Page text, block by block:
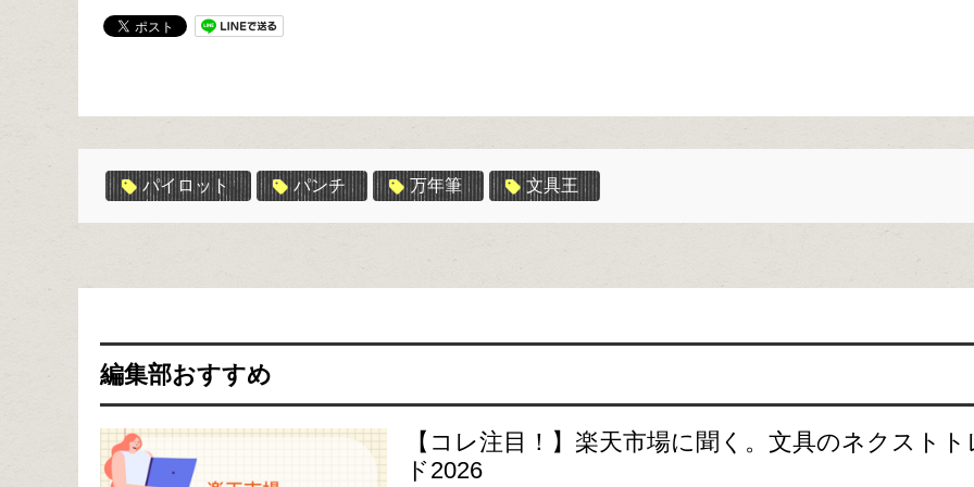
パイロット パンチ 万年筆 文具王
編集部おすすめ
【コレ注目！】楽天市場に聞く。文具のネクストト
ド2026